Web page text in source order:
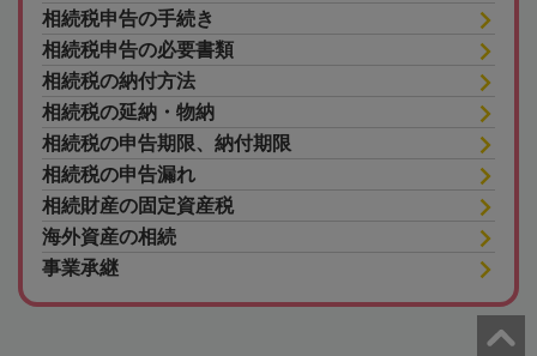
相続税申告の手続き
相続税申告の必要書類
相続税の納付方法
相続税の延納・物納
相続税の申告期限、納付期限
相続税の申告漏れ
相続財産の固定資産税
海外資産の相続
事業承継